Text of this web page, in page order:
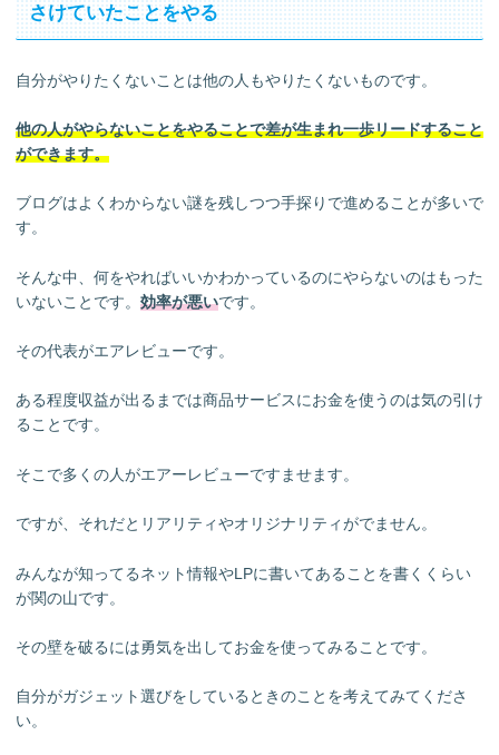
さけていたことをやる
自分がやりたくないことは他の人もやりたくないものです。
他の人がやらないことをやることで差が生まれ一歩リードすること
ができます。
ブログはよくわからない謎を残しつつ手探りで進めることが多いで
す。
そんな中、何をやればいいかわかっているのにやらないのはもった
いないことです。 効率が悪いです。
その代表がエアレビューです。
ある程度収益が出るまでは商品サービスにお金を使うのは気の引け
ることです。
そこで多くの人がエアーレビューですませます。
ですが、それだとリアリティやオリジナリティがでません。
みんなが知ってるネット情報やLPに書いてあることを書くくらい
が関の山です。
その壁を破るには勇気を出してお金を使ってみることです。
自分がガジェット選びをしているときのことを考えてみてくださ
い。